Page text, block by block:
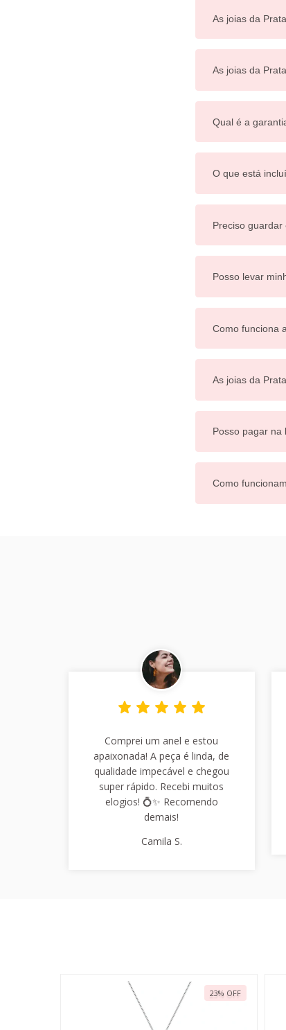
As joias da
As joias da
Qual é a
O que está
Preciso
Posso levar
Como funciona
As joias da
Posso pagar na
Como
Comprei um anel e estou
apaixonada! A peça é linda, de
qualidade impecável e chegou
super rápido. Recebi muitos
elogios! 💍✨ Recomendo
demais!
Camila S.
23% OFF